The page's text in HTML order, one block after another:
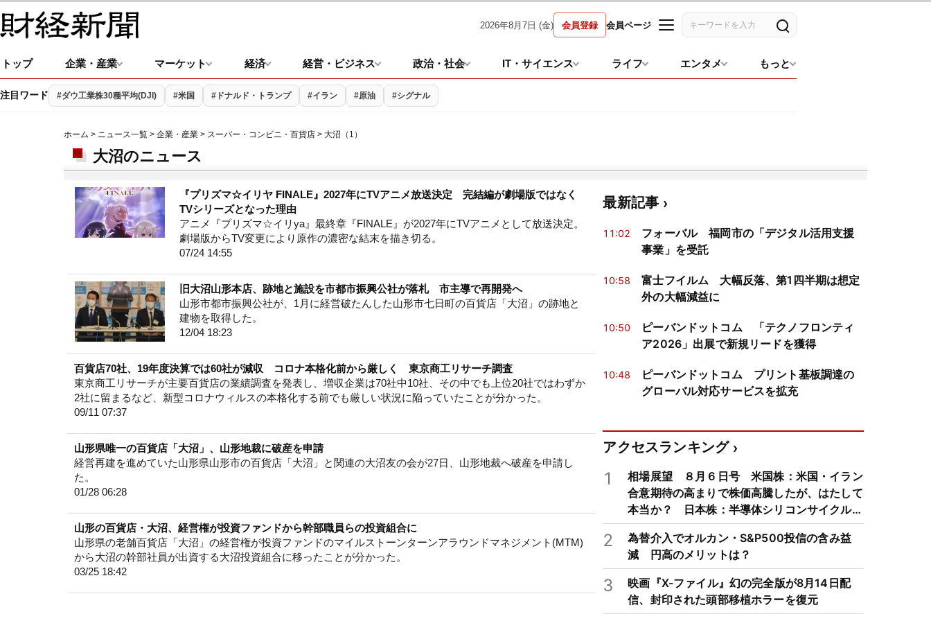
2026年8月7日 (金) 会員登録 会員ページ
記事を検索
トップ 企業・産業 マーケット 経済 経営・ビジネス 政治・社会 IT・サイエンス ライフ エンタメ もっと
注目ワード #ダウ工業株30種平均(DJI) #米国 #ドナルド・トランプ #イラン #原油 #シグナル
ホーム > ニュース一覧 > 企業・産業 > スーパー・コンビニ・百貨店 > 大沼（1）
大沼のニュース
『プリズマ☆イリヤ FINALE』2027年にTVアニメ放送決定 完結編が劇場版ではなく
TVシリーズとなった理由
アニメ『プリズマ☆イリya』最終章『FINALE』が2027年にTVアニメとして放送決定。
劇場版からTV変更により原作の濃密な結末を描き切る。
07/24 14:55
旧大沼山形本店、跡地と施設を市都市振興公社が落札 市主導で再開発へ
山形市都市振興公社が、1月に経営破たんした山形市七日町の百貨店「大沼」の跡地と
建物を取得した。
12/04 18:23
百貨店70社、19年度決算では60社が減収 コロナ本格化前から厳しく 東京商工リサーチ調査
東京商工リサーチが主要百貨店の業績調査を発表し、増収企業は70社中10社、その中でも上位20社ではわずか
2社に留まるなど、新型コロナウィルスの本格化する前でも厳しい状況に陥っていたことが分かった。
09/11 07:37
山形県唯一の百貨店「大沼」、山形地裁に破産を申請
経営再建を進めていた山形県山形市の百貨店「大沼」と関連の大沼友の会が27日、山形地裁へ破産を申請し
た。
01/28 06:28
山形の百貨店・大沼、経営権が投資ファンドから幹部職員らの投資組合に
山形県の老舗百貨店「大沼」の経営権が投資ファンドのマイルストーンターンアラウンドマネジメント(MTM)
から大沼の幹部社員が出資する大沼投資組合に移ったことが分かった。
03/25 18:42
最新記事
11:02
フォーバル 福岡市の「デジタル活用支援
事業」を受託
10:58
富士フイルム 大幅反落、第1四半期は想定
外の大幅減益に
10:50
ピーバンドットコム 「テクノフロンティ
ア2026」出展で新規リードを獲得
10:48
ピーバンドットコム プリント基板調達の
グローバル対応サービスを拡充
アクセスランキング
1
相場展望 ８月６日号 米国株：米国・イラン
合意期待の高まりで株価高騰したが、はたして
本当か？ 日本株：半導体シリコンサイクルは
3～4年周期で好・不況を繰り返すため注意
2
為替介入でオルカン・S&P500投信の含み益
減 円高のメリットは？
3
映画『X-ファイル』幻の完全版が8月14日配
信、封印された頭部移植ホラーを復元